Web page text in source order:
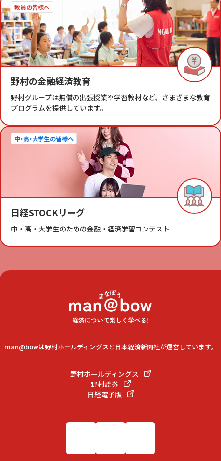
教員の皆様へ
野村の金融経済教育
野村グループは無償の出張授業や学習教材など、さまざまな教育
プログラムを提供しています。
中・高・大学生の皆様へ
日経STOCKリーグ
中・高・大学生のための金融・経済学習コンテスト
man@bowは野村ホールディングスと日本経済新聞社が運営しています。
野村ホールディングス
野村證券
日経電子版